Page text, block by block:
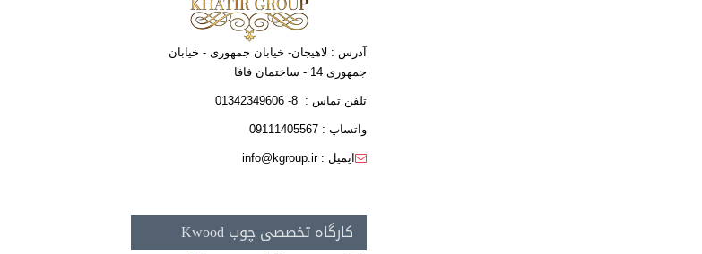
آدرس : لاهیجان- خیابان جمهوری - خیابان
جمهوری 14 - ساختمان فافا
تلفن تماس : 8- 01342349606
واتساپ : 09111405567
ایمیل : info@kgroup.ir
کارگاه تخصصی چوب Kwood